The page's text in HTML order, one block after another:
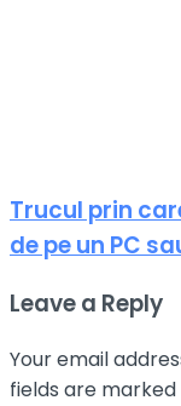
Trucul prin
de pe un PC
Leave a Reply
Your email
fields are marked